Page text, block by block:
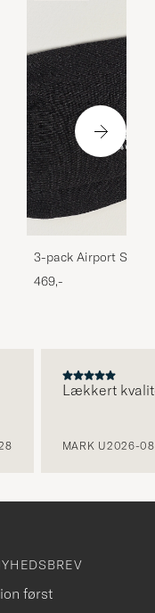
3-pack Airport
Melange
469,-
Lækkert
MARK U2026-
først